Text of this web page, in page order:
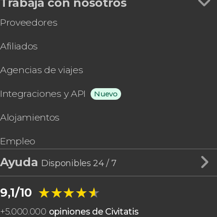
Proveedores
Afiliados
Agencias de viajes
Integraciones y API Nuevo
Alojamientos
Empleo
Ayuda Disponibles 24 / 7
9,1/10 ★★★★★
★★★★★
+5.000.000 opiniones de Civitatis